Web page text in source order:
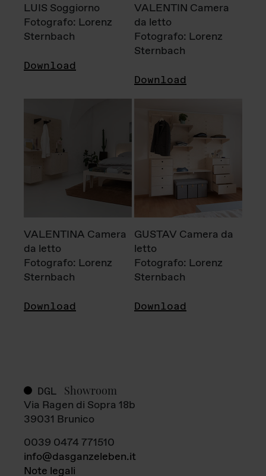
LUIS Soggiorno
Fotografo: Lorenz
Sternbach
Download
VALENTIN Camera
da letto
Fotografo: Lorenz
Sternbach
Download
VALENTINA Camera
da letto
Fotografo: Lorenz
Sternbach
Download
GUSTAV Camera da
letto
Fotografo: Lorenz
Sternbach
Download
DGL Showroom
Via Ragen di Sopra 18b
39031 Brunico
0039 0474 771510
info@dasganzeleben.it
Note legali